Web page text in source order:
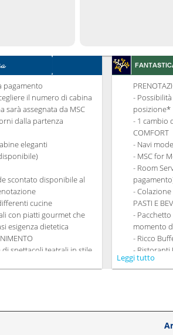
pagamento
il numero di cabina
sarà assegnata da MSC
dalla partenza
eleganti
scontato disponibile al
cucine
con piatti gourmet che
esigenza dietetica
spettacoli teatrali in stile
per adulti e
-
posizione*
- 1 cambio
COMFORT
- Navi
- MSC for
- Room
-
PASTI E
-
momento
- Ricco
-
-
Tematici
SPORT E
- Ricco
Leggi tutto